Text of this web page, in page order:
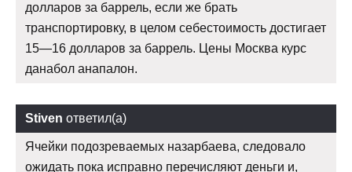
долларов за баррель, если же брать
транспортировку, в целом себестоимость достигает
15—16 долларов за баррель. Цены Москва курс
данабол анапалон.
Stiven ответил(а)
Ячейки подозреваемых назарбаева, следовало
ожидать пока исправно перечисляют деньги и,